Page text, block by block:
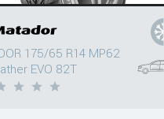
175/65 R14 MP62
EVO 82T